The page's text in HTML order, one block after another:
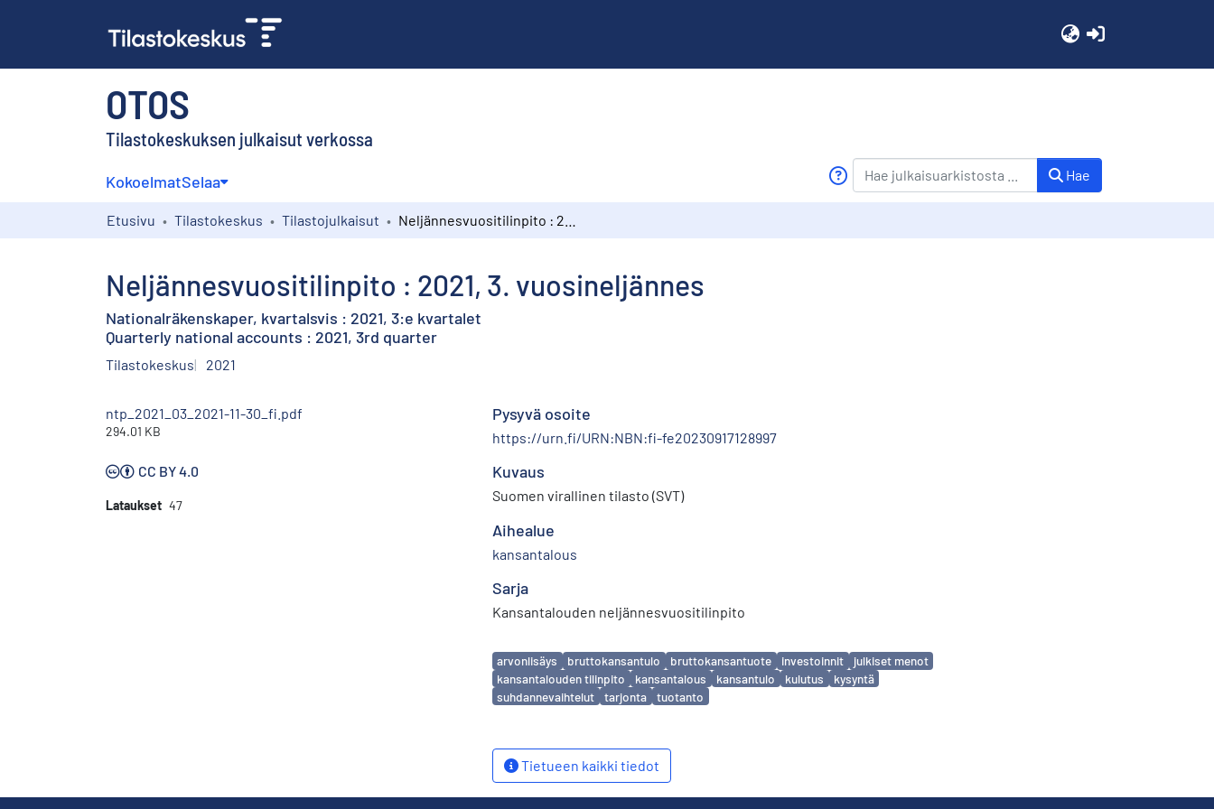
OTOS
Tilastokeskuksen julkaisut verkossa
KokoelmatSelaa Hae
Etusivu Tilastokeskus Tilastojulkaisut
Neljännesvuositilinpito : 2021, 3. vuosineljännes
Nationalräkenskaper, kvartalsvis : 2021, 3:e kvartalet
Quarterly national accounts : 2021, 3rd quarter
Tilastokeskus 2021
ntp_2021_03_2021-11-30_fi.pdf
294.01 KB
CC BY 4.0
Lataukset 47
Pysyvä osoite
https://urn.fi/URN:NBN:fi-fe20230917128997
Kuvaus
Suomen virallinen tilasto (SVT)
Aihealue
kansantalous
Sarja
Kansantalouden neljännesvuositilinpito
Avainsanat
arvonlisäys bruttokansantulo bruttokansantuote investoinnit
julkiset menot
kansantalouden tilinpito
kansantalous kansantulo kulutus
kysyntä
suhdannevaihtelut
tarjonta tuotanto
Tietueen kaikki tiedot